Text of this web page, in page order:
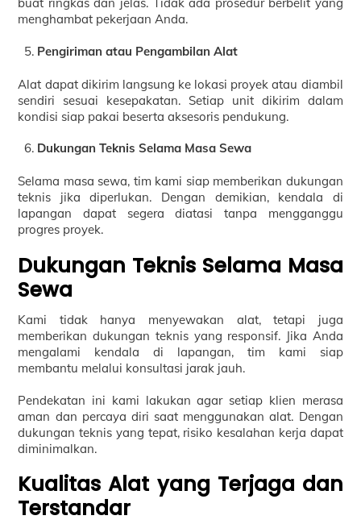
menghambat pekerjaan Anda.
Pengiriman atau Pengambilan Alat
Alat dapat dikirim langsung ke lokasi proyek atau diambil
sendiri sesuai kesepakatan. Setiap unit dikirim dalam
kondisi siap pakai beserta aksesoris pendukung.
Dukungan Teknis Selama Masa Sewa
Selama masa sewa, tim kami siap memberikan dukungan
teknis jika diperlukan. Dengan demikian, kendala di
lapangan dapat segera diatasi tanpa mengganggu
progres proyek.
Dukungan Teknis Selama Masa
Sewa
Kami tidak hanya menyewakan alat, tetapi juga
memberikan dukungan teknis yang responsif. Jika Anda
mengalami kendala di lapangan, tim kami siap
membantu melalui konsultasi jarak jauh.
Pendekatan ini kami lakukan agar setiap klien merasa
aman dan percaya diri saat menggunakan alat. Dengan
dukungan teknis yang tepat, risiko kesalahan kerja dapat
diminimalkan.
Kualitas Alat yang Terjaga dan
Terstandar